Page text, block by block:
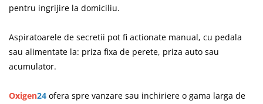
pentru ingrijire la domiciliu.
Aspiratoarele de secretii pot fi actionate manual, cu pedala
sau alimentate la: priza fixa de perete, priza auto sau
acumulator.
Oxigen24 ofera spre vanzare sau inchiriere o gama larga de